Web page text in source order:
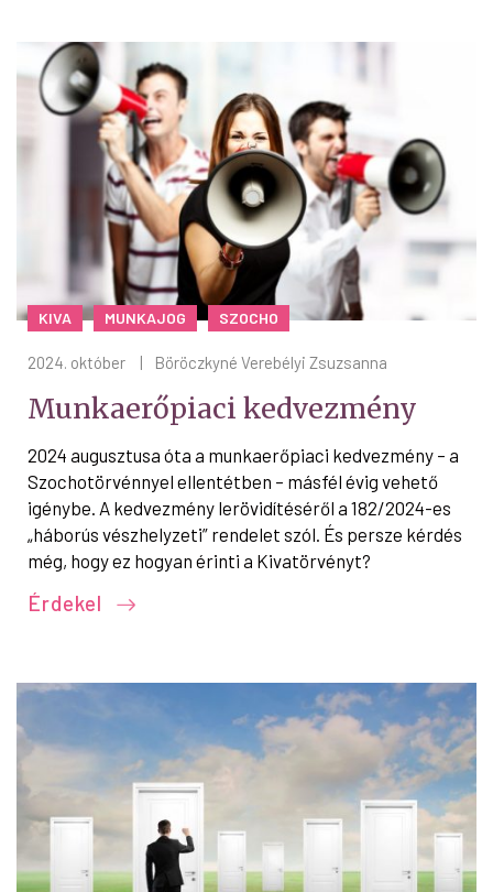
KIVA MUNKAJOG SZOCHO
2024. október | Böröczkyné Verebélyi Zsuzsanna
Munkaerőpiaci kedvezmény
2024 augusztusa óta a munkaerőpiaci kedvezmény – a
Szochotörvénnyel ellentétben – másfél évig vehető
igénybe. A kedvezmény lerövidítéséről a 182/2024-es
„háborús vészhelyzeti” rendelet szól. És persze kérdés
még, hogy ez hogyan érinti a Kivatörvényt?
Érdekel